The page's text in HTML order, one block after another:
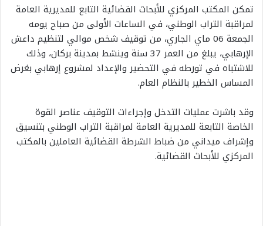
تمكن المكتب المركزي للأبحاث القضائية التابع للمديرية العامة
لمراقبة التراب الوطني، في الساعات الأولى من صباح يومه
الجمعة 06 ماي الجاري، من توقيف شخص موالي لتنظيم داعش
الإرهابي، يبلغ من العمر 37 سنة وينشط بمدينة بركان، وذلك
للاشتباه في تورطه في التحضير والإعداد لمشروع إرهابي بغرض
المساس الخطير بالنظام العام.
وقد باشرت عمليات التدخل وإجراءات التوقيف عناصر القوة
الخاصة التابعة للمديرية العامة لمراقبة التراب الوطني بتنسيق
وإشراف ميداني من ضباط الشرطة القضائية العاملين بالمكتب
المركزي للأبحاث القضائية.